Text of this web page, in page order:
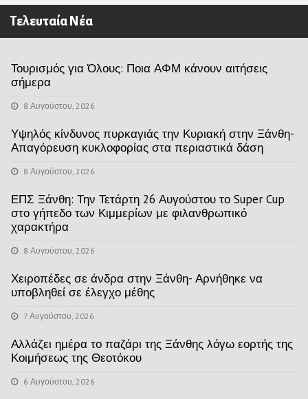
Τελευταία Νέα
Τουρισμός για Όλους: Ποια ΑΦΜ κάνουν αιτήσεις
σήμερα
8 Αυγούστου, 2026
Υψηλός κίνδυνος πυρκαγιάς την Κυριακή στην Ξάνθη-
Απαγόρευση κυκλοφορίας στα περιαστικά δάση
8 Αυγούστου, 2026
ΕΠΣ Ξάνθη: Την Τετάρτη 26 Αυγούστου το Super Cup
στο γήπεδο των Κιμμερίων με φιλανθρωπικό
χαρακτήρα
8 Αυγούστου, 2026
Χειροπέδες σε άνδρα στην Ξάνθη- Αρνήθηκε να
υποβληθεί σε έλεγχο μέθης
7 Αυγούστου, 2026
Αλλάζει ημέρα το παζάρι της Ξάνθης λόγω εορτής της
Κοιμήσεως της Θεοτόκου
6 Αυγούστου, 2026